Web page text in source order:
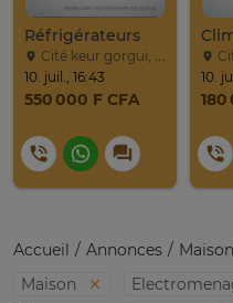
Réfrigérateurs
Cité keur gorgui, Dakar
10. juil., 16:43
550 000 F CFA
10.
180
Accueil Annonces Maison
Maison